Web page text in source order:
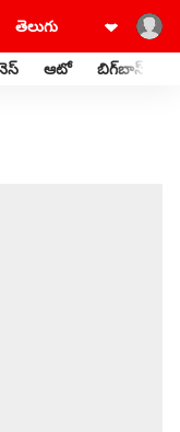
ఆటో బిగ్‌బాస్